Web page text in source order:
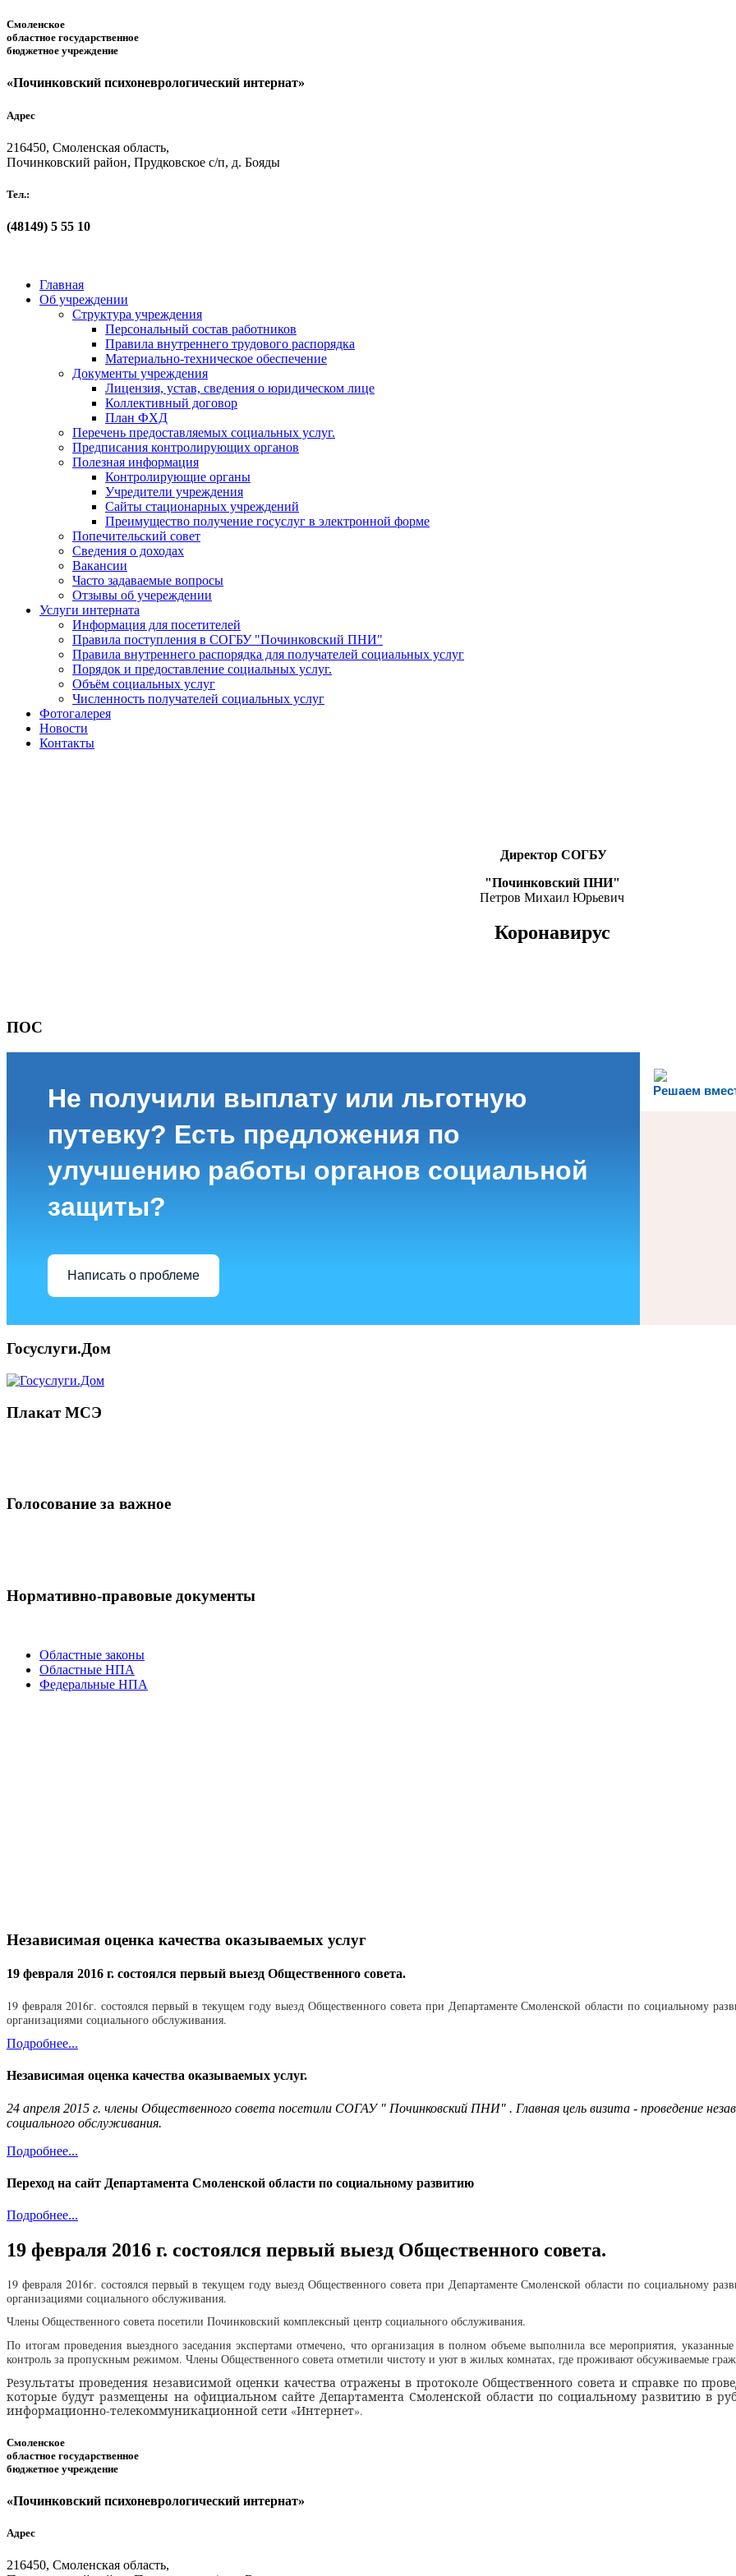
Смоленское
областное государственное
бюджетное учреждение
«Починковский психоневрологический интернат»
Адрес
216450, Смоленская область,
Починковский район, Прудковское с/п, д. Бояды
Тел.:
(48149) 5 55 10
Главная
Об учреждении
Структура учреждения
Персональный состав работников
Правила внутреннего трудового распорядка
Материально-техническое обеспечение
Документы учреждения
Лицензия, устав, сведения о юридическом лице
Коллективный договор
План ФХД
Перечень предоставляемых социальных услуг.
Предписания контролирующих органов
Полезная информация
Контролирующие органы
Учредители учреждения
Сайты стационарных учреждений
Преимущество получение госуслуг в электронной форме
Попечительский совет
Сведения о доходах
Вакансии
Часто задаваемые вопросы
Отзывы об учереждении
Услуги интерната
Информация для посетителей
Правила поступления в СОГБУ "Починковский ПНИ"
Правила внутреннего распорядка для получателей социальных услуг
Порядок и предоставление социальных услуг.
Объём социальных услуг
Численность получателей социальных услуг
Фотогалерея
Новости
Контакты
Директор СОГБУ
"Починковский ПНИ"
Петров Михаил Юрьевич
Коронавирус
ПОС
Решаем
Не получили выплату или льготную
путевку? Есть предложения по
улучшению работы органов социальной
защиты?
Написать о проблеме
Госуслуги.Дом
Плакат МСЭ
Голосование за важное
Нормативно-правовые документы
Областные законы
Областные НПА
Федеральные НПА
Независимая оценка качества оказываемых услуг
19 февраля 2016 г. состоялся первый выезд Общественного совета.
19 февраля 2016г. состоялся первый в текущем году выезд Общественного совета при Департаменте Смоленской области по социальному
организациями социального обслуживания.
Подробнее...
Независимая оценка качества оказываемых услуг.
24 апреля 2015 г. члены Общественного совета посетили СОГАУ " Починковский ПНИ" . Главная цель визита - проведение
социального обслуживания.
Подробнее...
Переход на сайт Департамента Смоленской области по социальному развитию
Подробнее...
19 февраля 2016 г. состоялся первый выезд Общественного совета.
19 февраля 2016г. состоялся первый в текущем году выезд Общественного совета при Департаменте Смоленской области по социальному
организациями социального обслуживания.
Члены Общественного совета посетили Починковский комплексный центр социального обслуживания.
По итогам проведения выездного заседания экспертами отмечено, что организация в полном объеме выполнила все мероприятия,
контроль за пропускным режимом. Члены Общественного совета отметили чистоту и уют в жилых комнатах, где проживают обсуживаемые
Результаты проведения независимой оценки качества отражены в протоколе Общественного совета и справке по
которые будут размещены на официальном сайте Департамента Смоленской области по социальному развитию в
информационно-телекоммуникационной сети «Интернет».
Смоленское
областное государственное
бюджетное учреждение
«Починковский психоневрологический интернат»
Адрес
216450, Смоленская область,